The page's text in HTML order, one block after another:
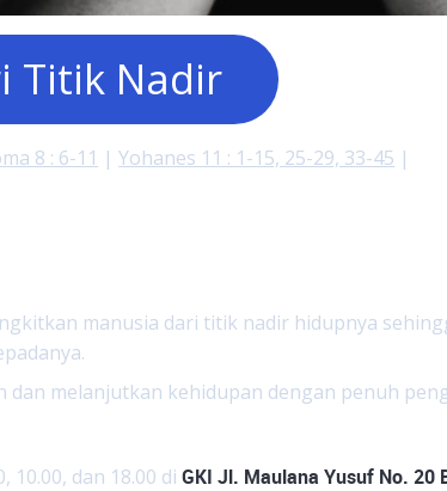
Titik Nadir
8 : 6-11 |Yohanes 11 : 1-15, 25-29, 33-45 |
manusia dari titik nadir hidupnya
melanjutkan kehidupan dengan penuh
10.00, dan 18.00 diGKI Jl. Maulana Yusuf No. 20